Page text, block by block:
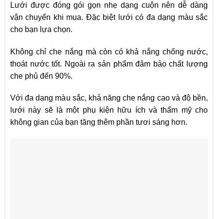
Lưới được đóng gói gọn nhẹ dạng cuộn nên dễ dàng
vận chuyển khi mua. Đặc biệt lưới có đa dạng màu sắc
cho bạn lựa chọn.
Không chỉ che nắng mà còn có khả nắng chống nước,
thoát nước tốt. Ngoài ra sản phẩm đảm bảo chất lượng
che phủ đến 90%.
Với đa dạng màu sắc, khả năng che nắng cao và độ bền,
lưới này sẽ là một phụ kiện hữu ích và thẩm mỹ cho
không gian của bạn tăng thêm phần tươi sáng hơn.